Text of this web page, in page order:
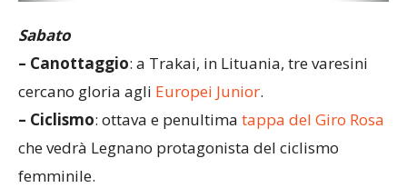
Sabato
– Canottaggio: a Trakai, in Lituania, tre varesini
cercano gloria agli Europei Junior.
– Ciclismo: ottava e penultima tappa del Giro Rosa
che vedrà Legnano protagonista del ciclismo
femminile.